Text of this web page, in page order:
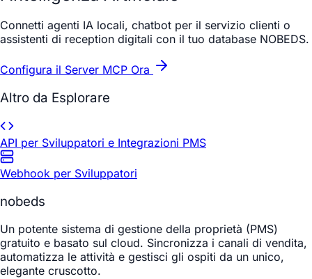
Connetti agenti IA locali, chatbot per il servizio clienti o
assistenti di reception digitali con il tuo database NOBEDS.
Configura il Server MCP Ora
Altro da Esplorare
API per Sviluppatori e Integrazioni PMS
Webhook per Sviluppatori
nobeds
Un potente sistema di gestione della proprietà (PMS)
gratuito e basato sul cloud. Sincronizza i canali di vendita,
automatizza le attività e gestisci gli ospiti da un unico,
elegante cruscotto.